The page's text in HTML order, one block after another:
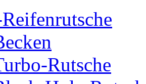
Rutsche